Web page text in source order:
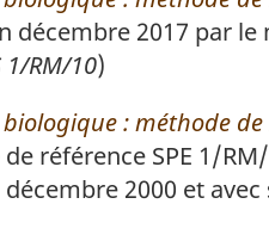
décembre 2017 par
1/RM/10)
biologique : méthode
référence SPE 1/
2000 et